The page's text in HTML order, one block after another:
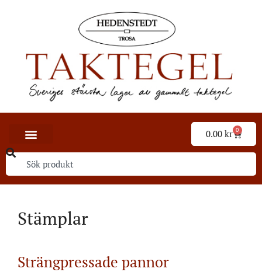
0.00 kr 0
Stämplar
Strängpressade pannor